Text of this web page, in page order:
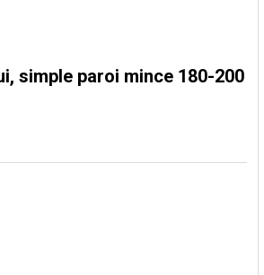
simple paroi mince 180-200